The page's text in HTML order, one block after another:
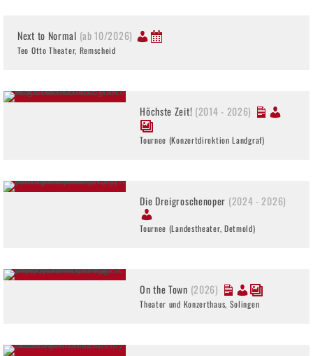
Next to Normal (ab 10/2026)
Teo Otto Theater, Remscheid
Höchste Zeit! (2014 - 2026)
Tournee (Konzertdirektion Landgraf)
Die Dreigroschenoper (2024 - 2026)
Tournee (Landestheater, Detmold)
On the Town (2026)
Theater und Konzerthaus, Solingen